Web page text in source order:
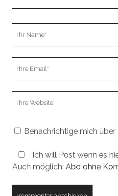
Benachrichtige mich
Ich will Post wenn es
Auch möglich: Abo ohne